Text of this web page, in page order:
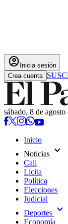
account_circle Inicia sesión
Crea cuenta
sábado, 8 de agosto
Inicio
Noticias expand_more
Cali
Licita
Política
Elecciones
Judicial
Deportes expand_more
Economía